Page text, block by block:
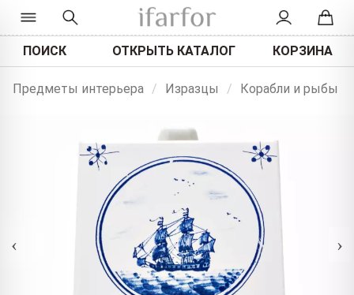
ПОИСК ОТКРЫТЬ КАТАЛОГ КОРЗИНА
Предметы интерьера / Изразцы / Корабли и рыбы
‹ ›